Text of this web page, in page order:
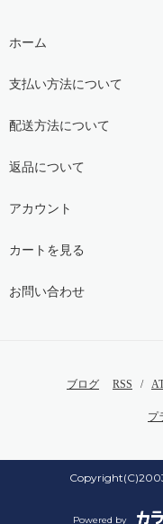
ホーム
支払い方法について
配送方法について
返品について
アカウント
カートを見る
お問い合わせ
ブログ RSS /
プ
Powered by